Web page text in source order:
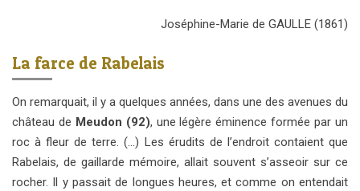
Joséphine-Marie de GAULLE (1861)
La farce de Rabelais
On remarquait, il y a quelques années, dans une des avenues du
château de Meudon (92), une légère éminence formée par un
roc à fleur de terre. (…) Les érudits de l’endroit contaient que
Rabelais, de gaillarde mémoire, allait souvent s’asseoir sur ce
rocher. Il y passait de longues heures, et comme on entendait